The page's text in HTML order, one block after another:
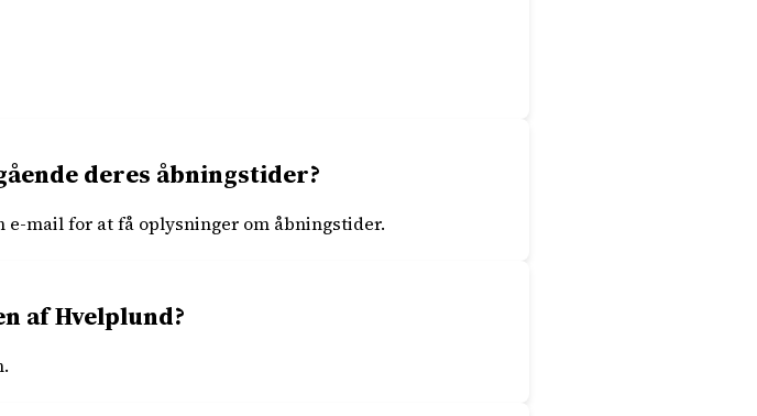
deres åbningstider?
mail for at få oplysninger om åbningstider.
af Hvelplund?